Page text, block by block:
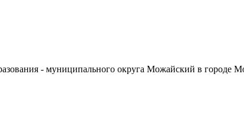
- муниципального округа Можайский в городе